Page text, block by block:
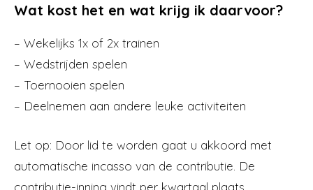
Wat kost het en wat krijg ik daarvoor?
– Wekelijks 1x of 2x trainen
– Wedstrijden spelen
– Toernooien spelen
– Deelnemen aan andere leuke activiteiten
Let op: Door lid te worden gaat u akkoord met
automatische incasso van de contributie. De
contributie-inning vindt per kwartaal plaats.